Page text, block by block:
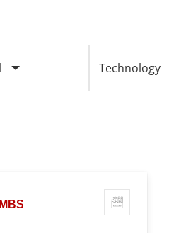
Technology
MBS